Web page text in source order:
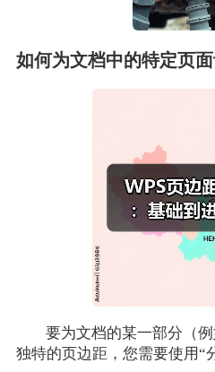
如何为文档中的特定页
要为文档的某一部分（
独特的页边距，您需要使用“